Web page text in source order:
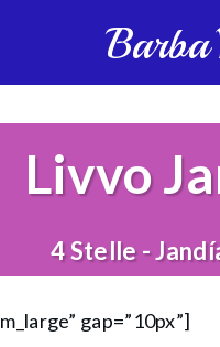
Livvo
4 Stelle -
gap=”10px”]